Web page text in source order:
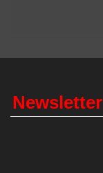
Newsletter